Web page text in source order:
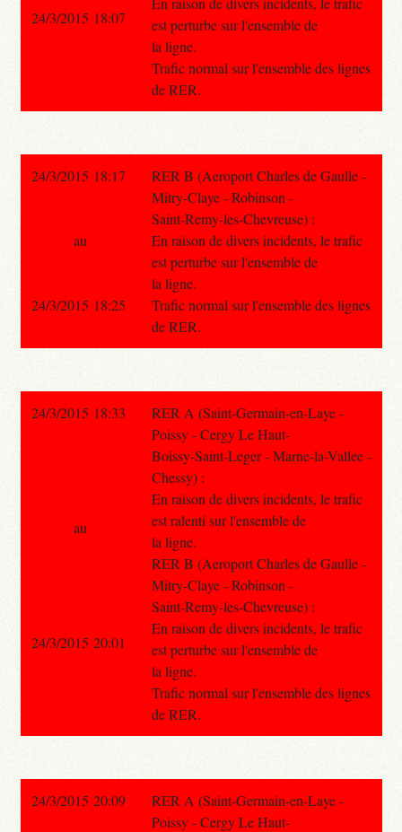
est perturbe sur l'ensemble de
la ligne.
Trafic normal sur l'ensemble des lignes
de RER.
24/3/2015 18:07
24/3/2015 18:17
RER B (Aeroport Charles de Gaulle -
Mitry-Claye - Robinson -
Saint-Remy-les-Chevreuse) :
En raison de divers incidents, le trafic
est perturbe sur l'ensemble de
la ligne.
Trafic normal sur l'ensemble des lignes
de RER.
au
24/3/2015 18:25
24/3/2015 18:33
RER A (Saint-Germain-en-Laye -
Poissy - Cergy Le Haut-
Boissy-Saint-Leger - Marne-la-Vallee -
Chessy) :
En raison de divers incidents, le trafic
est ralenti sur l'ensemble de
la ligne.
RER B (Aeroport Charles de Gaulle -
Mitry-Claye - Robinson -
Saint-Remy-les-Chevreuse) :
En raison de divers incidents, le trafic
est perturbe sur l'ensemble de
la ligne.
Trafic normal sur l'ensemble des lignes
de RER.
au
24/3/2015 20:01
24/3/2015 20:09
RER A (Saint-Germain-en-Laye -
Poissy - Cergy Le Haut-